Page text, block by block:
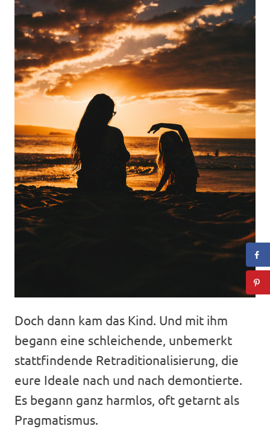
Doch dann kam das Kind. Und mit ihm
begann eine schleichende, unbemerkt
stattfindende Retraditionalisierung, die
eure Ideale nach und nach demontierte.
Es begann ganz harmlos, oft getarnt als
Pragmatismus.